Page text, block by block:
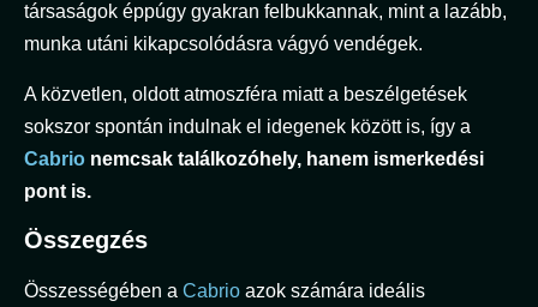
társaságok éppúgy gyakran felbukkannak, mint a lazább,
munka utáni kikapcsolódásra vágyó vendégek.
A közvetlen, oldott atmoszféra miatt a beszélgetések
sokszor spontán indulnak el idegenek között is, így a
Cabrio nemcsak találkozóhely, hanem ismerkedési
pont is.
Összegzés
Összességében a Cabrio azok számára ideális